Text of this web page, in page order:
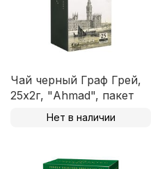
Чай черный Граф Грей,
25х2г, "Ahmad", пакет
Нет в наличии